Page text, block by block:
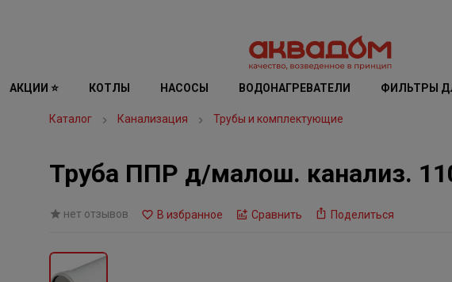
АКЦИИ ⭐ КОТЛЫ НАСОСЫ ВОДОНАГРЕВАТЕЛИ ФИЛЬТРЫ
Каталог Канализация Трубы и комплектующие
Труба ППР д/малош. канализ.
нет отзывов В избранное Сравнить Поделиться